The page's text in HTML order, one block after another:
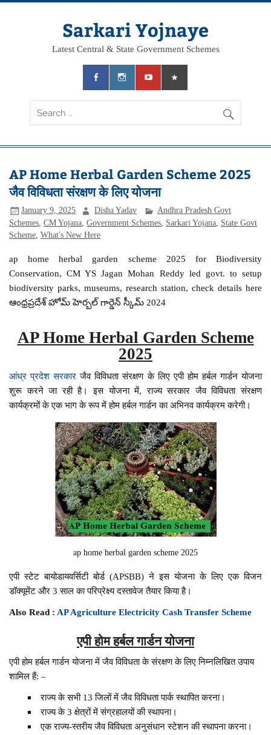
Skip
Sarkari Yojnaye
Latest Central & State Government Schemes
AP Home Herbal Garden Scheme 2025
जैव विविधता संरक्षण के लिए योजना
January 9, 2025 Disha Yadav
Andhra Pradesh Govt
Schemes ,CM Yojana ,Government Schemes Sarkari Yojana State Govt
Scheme ,What's New Here
ap home herbal garden scheme 2025 for Biodiversity
Conservation, CM YS Jagan Mohan Reddy led govt. to setup
biodiversity parks, museums, research station, check details here
ఆంధ్రప్రదేశ్ హోమ్ హెర్బల్ గార్డెన్ స్కీమ్ 2024
AP Home Herbal Garden Scheme
2025
आंध्र प्रदेश सरकार जैव विविधता संरक्षण के लिए एपी होम हर्बल गार्डन योजना
शुरू करने जा रही है। इस योजना में, राज्य सरकार जैव विविधता संरक्षण
कार्यक्रमों के एक भाग के रूप में होम हर्बल गार्डन का अभिनव कार्यक्रम करेगी।
ap home herbal garden scheme 2025
एपी स्टेट बायोडायवर्सिटी बोर्ड (APSBB) ने इस योजना के लिए एक विजन
डॉक्यूमेंट और 3 साल का परिप्रेक्ष्य दस्तावेज तैयार किया है।
Also Read : AP Agriculture Electricity Cash Transfer Scheme
एपी होम हर्बल गार्डन योजना
एपी होम हर्बल गार्डन योजना में जैव विविधता के संरक्षण के लिए निम्नलिखित उपाय
शामिल हैं: –
राज्य के सभी 13 जिलों में जैव विविधता पार्क स्थापित करना।
राज्य के 3 क्षेत्रों में संग्रहालयों की स्थापना।
एक राज्य-स्तरीय जैव विविधता अनुसंधान स्टेशन की स्थापना करना।